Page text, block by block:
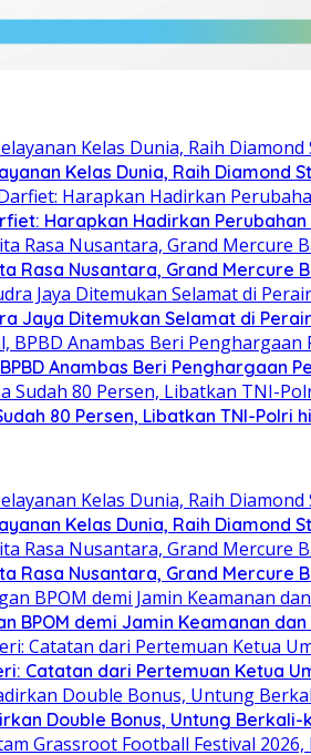
Kelas Dunia, Raih Diamond
Harapkan Hadirkan
Rasa Nusantara, Grand Mercure
Jaya Ditemukan Selamat di
Anambas Beri Penghargaan
80 Persen, Libatkan TNI-Polri
Kelas Dunia, Raih Diamond
Rasa Nusantara, Grand Mercure
BPOM demi Jamin Keamanan
Catatan dari Pertemuan Ketua
Double Bonus, Untung Berkali-